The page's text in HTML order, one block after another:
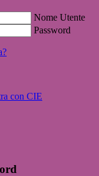
Nome Utente
Password
con CIE